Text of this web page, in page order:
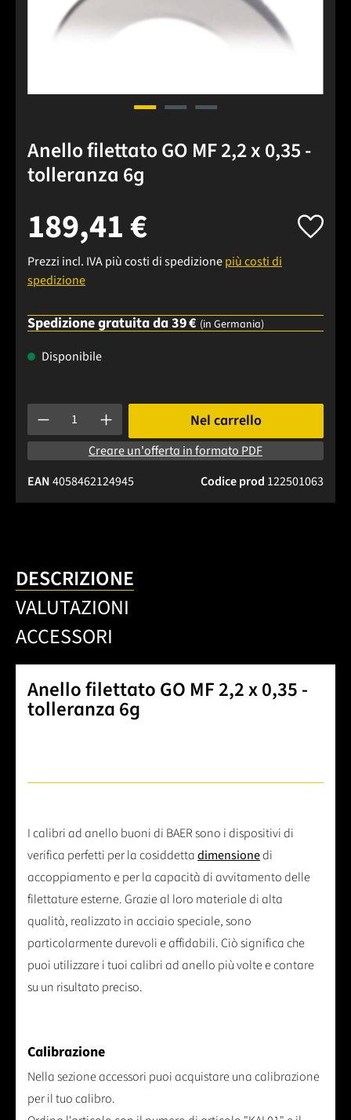
Anello filettato GO MF 2,2 x 0,35 -
tolleranza 6g
189,41 €
Prezzi incl. IVA più costi di spedizionepiù costi di
spedizione
Spedizione gratuita da 39 € (in Germania)
Disponibile
Quantità del prodotto: inserisci la quantità desiderata o
Nel carrello
Creare un'offerta in formato PDF
Codice prod 122501063
EAN4058462124945
DESCRIZIONE
VALUTAZIONI
ACCESSORI
Anello filettato GO MF 2,2 x 0,35 -
tolleranza 6g
I calibri ad anello buoni di BAER sono i dispositivi di
verifica perfetti per la cosiddettadimensionedi
accoppiamento e per la capacità di avvitamento delle
filettature esterne. Grazie al loro materiale di alta
qualità, realizzato in acciaio speciale, sono
particolarmente durevoli e affidabili. Ciò significa che
puoi utilizzare i tuoi calibri ad anello più volte e contare
su un risultato preciso.
Calibrazione
Nella sezione accessori puoi acquistare una calibrazione
per il tuo calibro.